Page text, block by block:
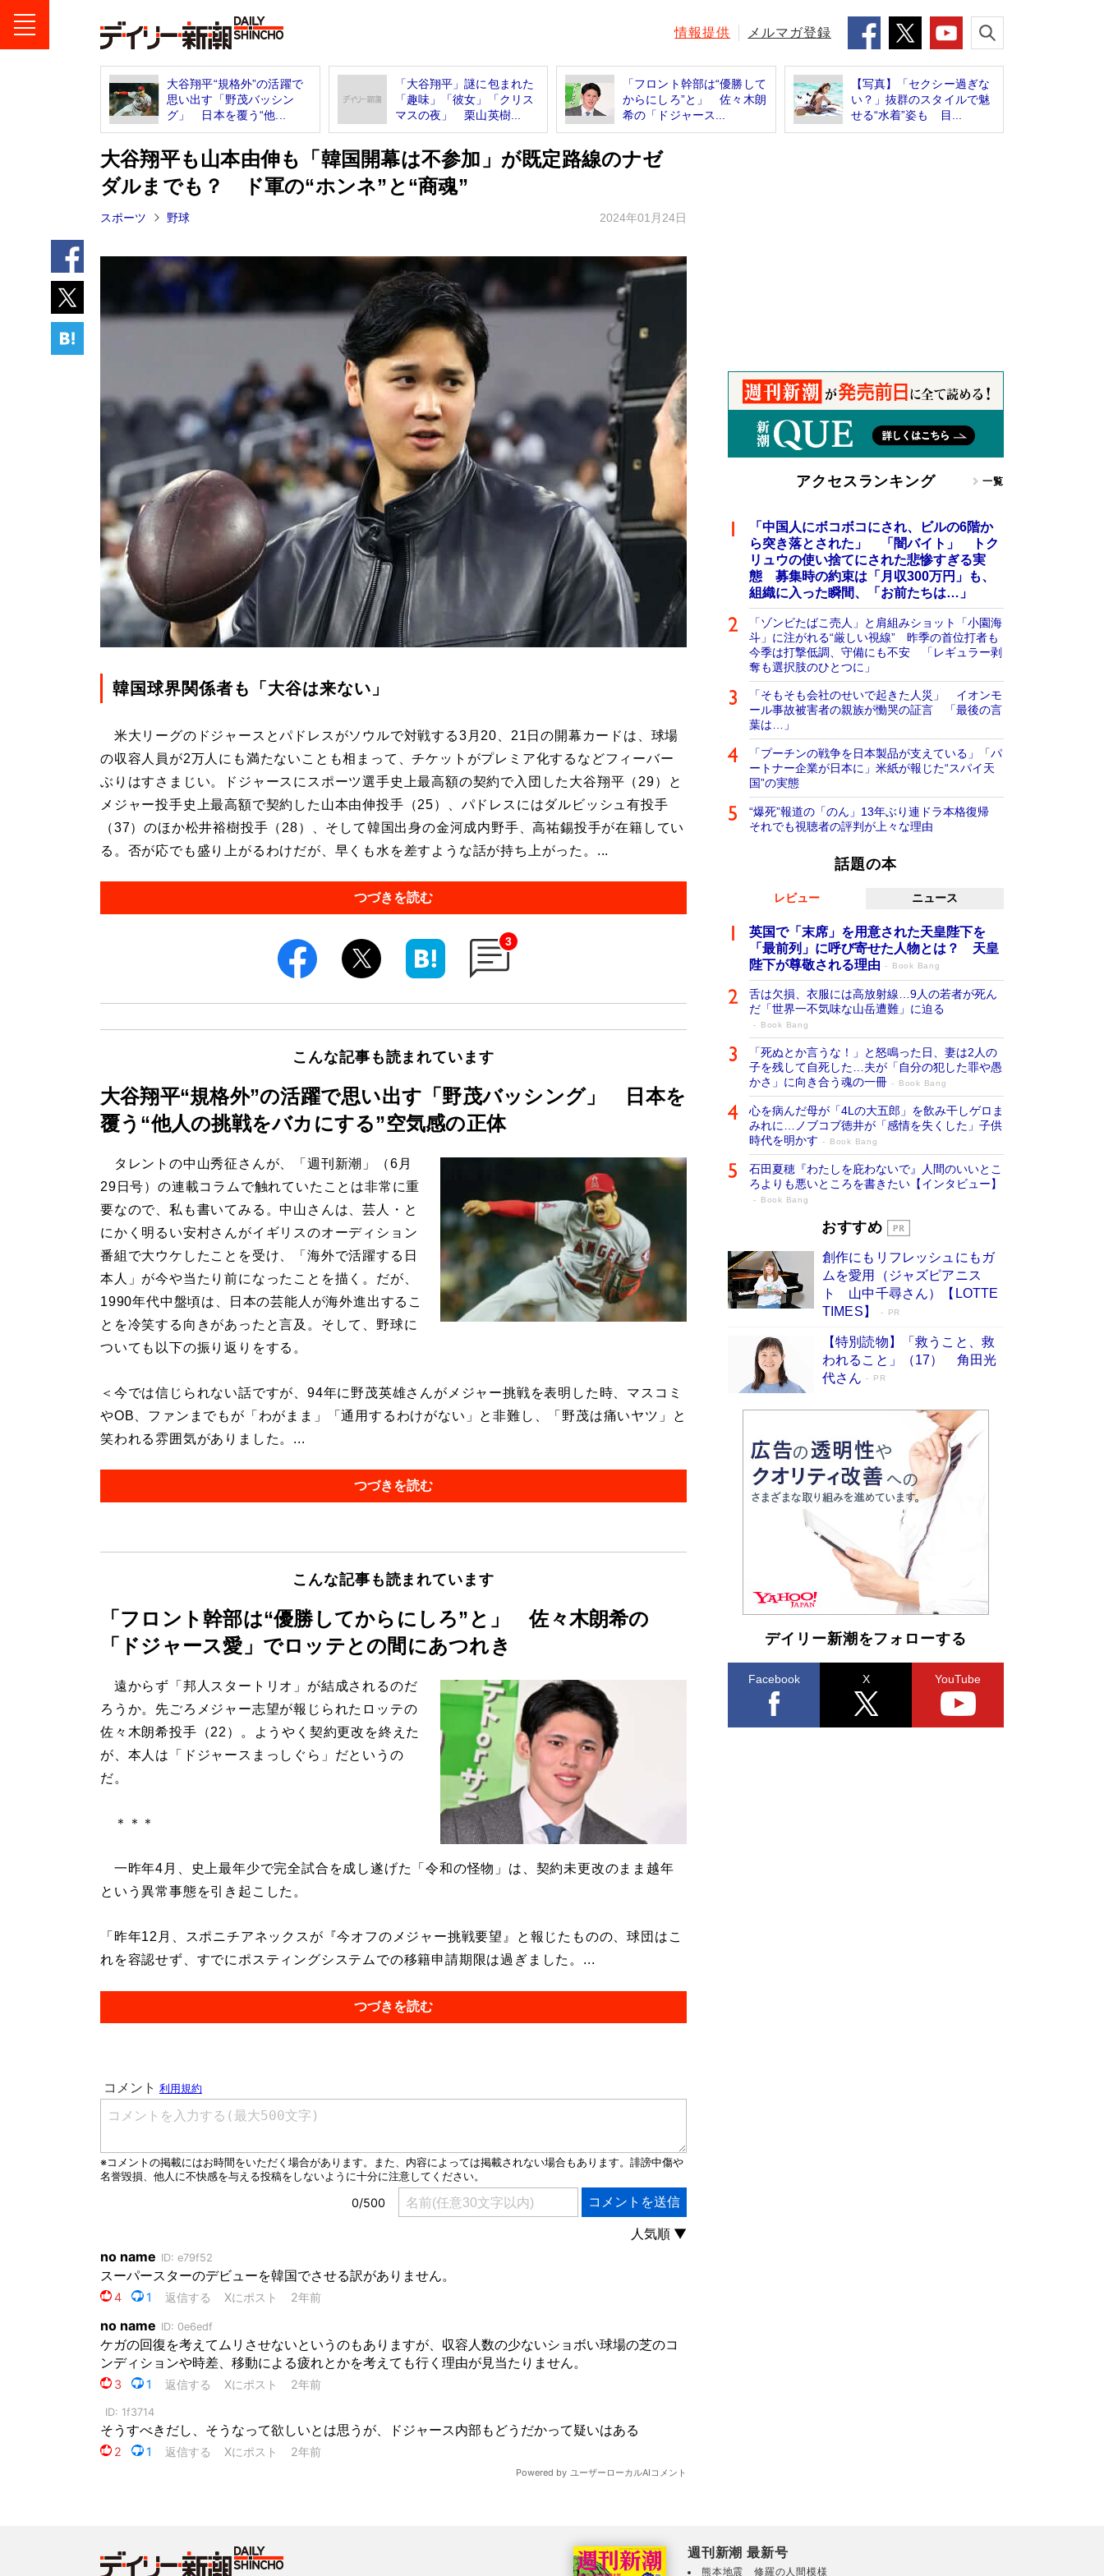
情報提供 メルマガ登録
大谷翔平“規格外”の活躍で
思い出す「野茂バッシン
グ」 日本を覆う“他...
「大谷翔平」謎に包まれた
「趣味」「彼女」「クリス
マスの夜」 栗山英樹...
「フロント幹部は“優勝して
からにしろ”と」 佐々木朗
希の「ドジャース...
【写真】「セクシー過ぎな
い？」抜群のスタイルで魅
せる“水着”姿も 目...
大谷翔平も山本由伸も「韓国開幕は不参加」が既定路線のナゼ
ダルまでも？ ド軍の“ホンネ”と“商魂”
スポーツ 野球 2024年01月24日
韓国球界関係者も「大谷は来ない」
米大リーグのドジャースとパドレスがソウルで対戦する3月20、21日の開幕カードは、球場
の収容人員が2万人にも満たないことも相まって、チケットがプレミア化するなどフィーバー
ぶりはすさまじい。ドジャースにスポーツ選手史上最高額の契約で入団した大谷翔平（29）と
メジャー投手史上最高額で契約した山本由伸投手（25）、パドレスにはダルビッシュ有投手
（37）のほか松井裕樹投手（28）、そして韓国出身の金河成内野手、高祐錫投手が在籍してい
る。否が応でも盛り上がるわけだが、早くも水を差すような話が持ち上がった。...
つづきを読む
3
こんな記事も読まれています
大谷翔平“規格外”の活躍で思い出す「野茂バッシング」 日本を
覆う“他人の挑戦をバカにする”空気感の正体
タレントの中山秀征さんが、「週刊新潮」（6月
29日号）の連載コラムで触れていたことは非常に重
要なので、私も書いてみる。中山さんは、芸人・と
にかく明るい安村さんがイギリスのオーディション
番組で大ウケしたことを受け、「海外で活躍する日
本人」が今や当たり前になったことを描く。だが、
1990年代中盤頃は、日本の芸能人が海外進出するこ
とを冷笑する向きがあったと言及。そして、野球に
ついても以下の振り返りをする。
＜今では信じられない話ですが、94年に野茂英雄さんがメジャー挑戦を表明した時、マスコミ
やOB、ファンまでもが「わがまま」「通用するわけがない」と非難し、「野茂は痛いヤツ」と
笑われる雰囲気がありました。...
つづきを読む
こんな記事も読まれています
「フロント幹部は“優勝してからにしろ”と」 佐々木朗希の
「ドジャース愛」でロッテとの間にあつれき
遠からず「邦人スタートリオ」が結成されるのだ
ろうか。先ごろメジャー志望が報じられたロッテの
佐々木朗希投手（22）。ようやく契約更改を終えた
が、本人は「ドジャースまっしぐら」だというの
だ。
＊＊＊
一昨年4月、史上最年少で完全試合を成し遂げた「令和の怪物」は、契約未更改のまま越年
という異常事態を引き起こした。
「昨年12月、スポニチアネックスが『今オフのメジャー挑戦要望』と報じたものの、球団はこ
れを容認せず、すでにポスティングシステムでの移籍申請期限は過ぎました。...
つづきを読む
アクセスランキング 一覧
「中国人にボコボコにされ、ビルの6階か
ら突き落とされた」 「闇バイト」 トク
リュウの使い捨てにされた悲惨すぎる実
態 募集時の約束は「月収300万円」も、
組織に入った瞬間、「お前たちは…」
「ゾンビたばこ売人」と肩組みショット「小園海
斗」に注がれる“厳しい視線” 昨季の首位打者も
今季は打撃低調、守備にも不安 「レギュラー剥
奪も選択肢のひとつに」
「そもそも会社のせいで起きた人災」 イオンモ
ール事故被害者の親族が慟哭の証言 「最後の言
葉は…」
「プーチンの戦争を日本製品が支えている」「パ
ートナー企業が日本に」米紙が報じた“スパイ天
国”の実態
“爆死”報道の「のん」13年ぶり連ドラ本格復帰
それでも視聴者の評判が上々な理由
話題の本
レビュー ニュース
英国で「末席」を用意された天皇陛下を
「最前列」に呼び寄せた人物とは？ 天皇
陛下が尊敬される理由
Book Bang
舌は欠損、衣服には高放射線…9人の若者が死ん
だ「世界一不気味な山岳遭難」に迫る
Book Bang
「死ぬとか言うな！」と怒鳴った日、妻は2人の
子を残して自死した…夫が「自分の犯した罪や愚
かさ」に向き合う魂の一冊
Book Bang
心を病んだ母が「4Lの大五郎」を飲み干しゲロま
みれに…ノブコブ徳井が「感情を失くした」子供
時代を明かす
Book Bang
石田夏穂『わたしを庇わないで』人間のいいとこ
ろよりも悪いところを書きたい【インタビュー】
Book Bang
「叱って伸びるやつは、褒めたらもっと伸
た“人を育てるコツ”…芸への考え方を明か
す
Book Bang
「『火垂るの墓』は、大嘘である」原作者が抱き
続けた“自責の念”とは…「自己憐憫は描きたくな
い」監督が徹底的にこだわったこと（後編） #
戦争の記憶
Book Bang
美輪明宏 晩年の回答を集めた『ほほえんで生き
るための人生相談』がランクイン［エンターテイ
メントベストセラー］
Book Bang
「宇宙兄弟」最終46巻がベストセラー1位 宇宙
開発への関心を押し上げた18年の物語に幕 特装
版には「宇宙で描かれたマンガ」も収録
Book Bang
「不意に涙が出そうに…」高嶋政伸が明かし
た“13歳の娘を暴行する役”への葛藤 インティマ
シーコーディネーターに支えられたNHK『大奥』
Book Bang
おすすめ
創作にもリフレッシュにもガ
ムを愛用（ジャズピアニス
ト 山中千尋さん）【LOTTE
TIMES】
PR
【特別読物】「救うこと、救
われること」（17） 角田光
代さん
PR
デイリー新潮をフォローする
Facebook X YouTube
週刊新潮 最新号
熊本地震 修羅の人間模様